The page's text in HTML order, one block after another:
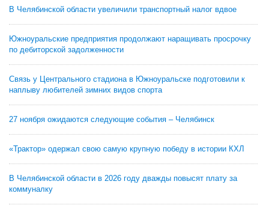
В Челябинской области увеличили транспортный налог вдвое
Южноуральские предприятия продолжают наращивать просрочку
по дебиторской задолженности
Связь у Центрального стадиона в Южноуральске подготовили к
наплыву любителей зимних видов спорта
27 ноября ожидаются следующие события – Челябинск
«Трактор» одержал свою самую крупную победу в истории КХЛ
В Челябинской области в 2026 году дважды повысят плату за
коммуналку